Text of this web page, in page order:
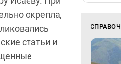
окрепла,
статьи и